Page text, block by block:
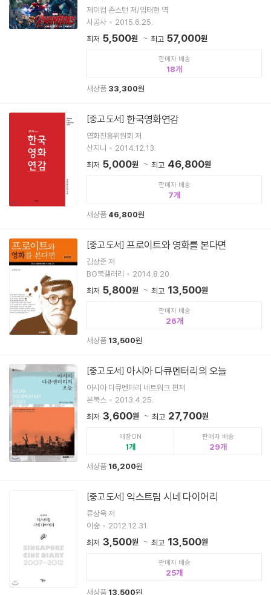
제이컵 존스턴 저/임태현 역
시공사
2015.6.25.
최저 5,500원 최고 57,000원
판매자 배송
18
새상품 33,300원
[중고 도서] 한국영화연감
영화진흥위원회 저
산지니
2014.12.13.
최저 5,000원 최고 46,800원
판매자 배송
7
새상품 46,800원
[중고 도서] 프로이트와 영화를 본다면
김상준 저
BG북갤러리
2014.8.20.
최저 5,800원 최고 13,500원
판매자 배송
26
새상품 13,500원
[중고 도서] 아시아 다큐멘터리의 오늘
아시아 다큐멘터리 네트워크 편저
본북스
2013.4.25.
최저 3,600원 최고 27,700원
매장ON
1
판매자 배송
29
새상품 16,200원
[중고 도서] 익스트림 시네 다이어리
류상욱 저
이숲
2012.12.31.
최저 3,500원 최고 13,500원
판매자 배송
25
새상품 13,500원